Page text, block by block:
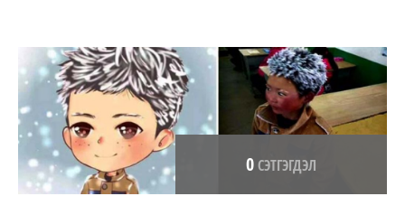
0СЭТГЭГДЭЛ